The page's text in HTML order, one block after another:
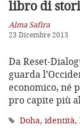
libro di
Alma Safira
23 Dicembre 2013
Da Reset-
guarda
economico, né
pro capite più
Doha, identità,